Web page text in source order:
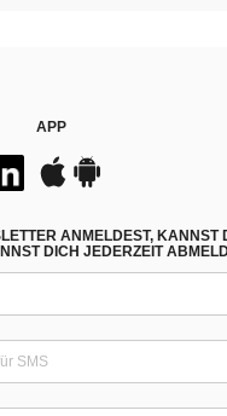
APP
ANMELDEST, KANNST
DICH JEDERZEIT